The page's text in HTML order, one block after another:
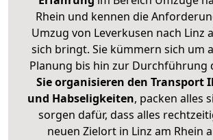
Rhein und kennen die
Umzug von Leverkusen nach Linz
sich bringt. Sie kümmern sich um
Planung bis hin zur Durchführung
Sie organisieren den Transport
und Habseligkeiten, packen alles
sorgen dafür, dass alles
neuen Zielort in Linz am Rhein